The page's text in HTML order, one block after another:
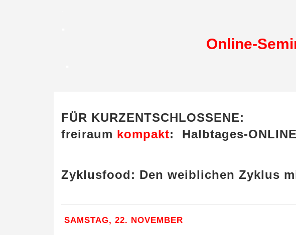
Online-
FÜR KURZENTSCHLOSSENE:
freiraum kompakt: Halbtages-
Zyklusfood: Den weiblichen Zyklus
SAMSTAG, 22. NOVEMBER